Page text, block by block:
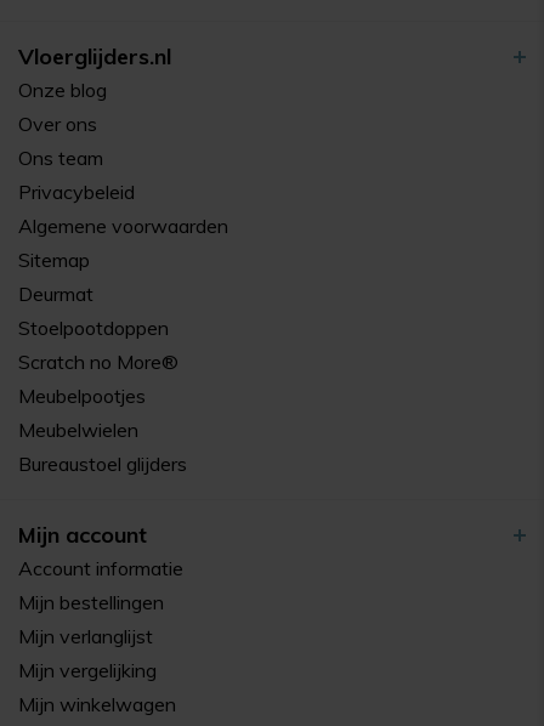
Vloerglijders.nl
Onze blog
Over ons
Ons team
Privacybeleid
Algemene voorwaarden
Sitemap
Deurmat
Stoelpootdoppen
Scratch no More®
Meubelpootjes
Meubelwielen
Bureaustoel glijders
Mijn account
Account informatie
Mijn bestellingen
Mijn verlanglijst
Mijn vergelijking
Mijn winkelwagen